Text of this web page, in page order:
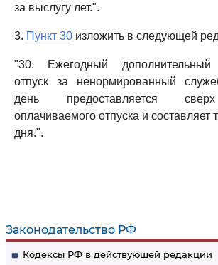
Законодательство РФ
Кодексы РФ в действующей редакции
за выслугу лет.".
3. Пункт 30 изложить в следующей
"30. Ежегодный дополнительный
отпуск за ненормированный
день предоставляется
оплачиваемого отпуска и составляет
дня.".